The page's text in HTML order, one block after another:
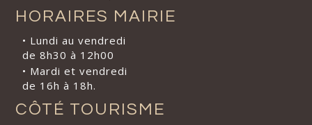
HORAIRES MAIRIE
• Lundi au vendredi
de 8h30 à 12h00
• Mardi et vendredi
de 16h à 18h.
CÔTÉ TOURISME